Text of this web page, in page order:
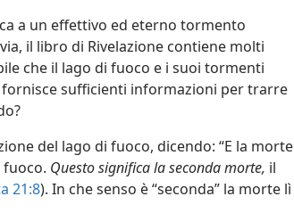
a un effettivo ed eterno tormento
il libro di Rivelazione contiene molti
che il lago di fuoco e i suoi tormenti
fornisce sufficienti informazioni per trarre
del lago di fuoco, dicendo: “E la morte
fuoco. Questo significa la seconda morte, il
21:8). In che senso è “seconda” la morte lì